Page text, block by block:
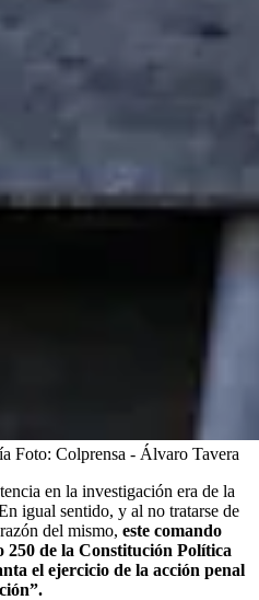
Foto: Colprensa - Álvaro Tavera
en la investigación era de la
igual sentido, y al no tratarse de
del mismo, este comando
250 de la Constitución Política
el ejercicio de la acción penal